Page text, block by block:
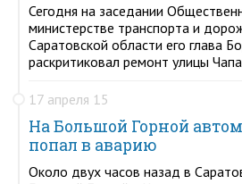
Сегодня на заседании
министерстве транспорта и
Саратовской области его глава
раскритиковал ремонт улицы
17 апреля 15
На Большой Горной
попал в аварию
Около двух часов назад в